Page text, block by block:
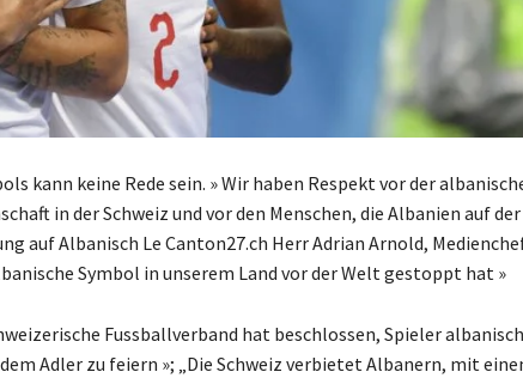
kann keine Rede sein. » Wir haben Respekt vor der
in der Schweiz und vor den Menschen, die Albanien auf
auf Albanisch Le Canton27.ch Herr Adrian Arnold,
Symbol in unserem Land vor der Welt gestoppt hat »
Fussballverband hat beschlossen, Spieler
Adler zu feiern »; „Die Schweiz verbietet Albanern, mit